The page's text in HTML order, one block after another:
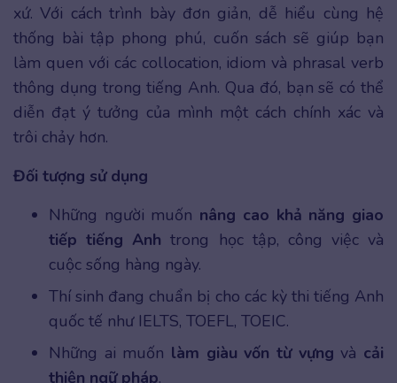
xứ. Với cách trình bày đơn giản, dễ hiểu cùng hệ
thống bài tập phong phú, cuốn sách sẽ giúp bạn
làm quen với các collocation, idiom và phrasal verb
thông dụng trong tiếng Anh. Qua đó, bạn sẽ có thể
diễn đạt ý tưởng của mình một cách chính xác và
trôi chảy hơn.
Đối tượng sử dụng
Những người muốn nâng cao khả năng giao
tiếp tiếng Anh trong học tập, công việc và
cuộc sống hàng ngày.
Thí sinh đang chuẩn bị cho các kỳ thi tiếng Anh
quốc tế như IELTS, TOEFL, TOEIC.
Những ai muốn làm giàu vốn từ vựng và cải
thiện ngữ pháp.